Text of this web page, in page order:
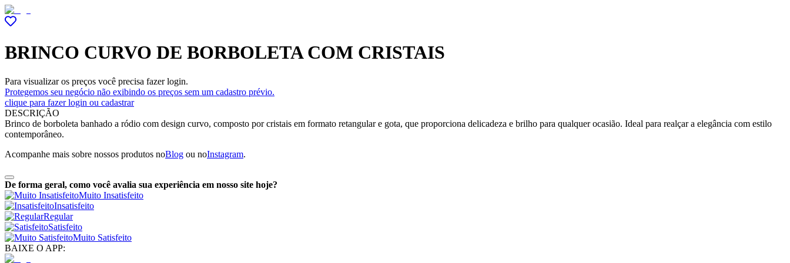
BRINCO CURVO DE BORBOLETA COM CRISTAIS
Para visualizar os preços você precisa fazer login.
Protegemos seu negócio não exibindo os preços sem um cadastro prévio.
clique para fazer login ou cadastrar
DESCRIÇÃO
Brinco de borboleta banhado a ródio com design curvo, composto por cristais em formato retangular e gota, que proporciona delicadeza e brilho para qualquer ocasião. Ideal para realçar a elegância com estilo
contemporâneo.
Acompanhe mais sobre nossos produtos noBlog ou noInstagram.
De forma geral, como você avalia sua experiência em nosso site hoje?
Muito Insatisfeito
Insatisfeito
Regular
Satisfeito
Muito Satisfeito
BAIXE O APP: